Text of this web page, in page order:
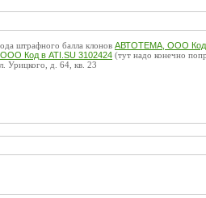
штрафного балла клонов АВТОТЕМА, ООО
Код в ATI.SU 3102424 (тут надо конечно
Урицкого, д. 64, кв. 23